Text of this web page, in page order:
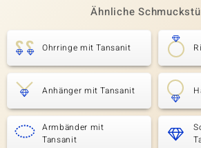
Ähnliche
Ohrringe mit Tansanit
Anhänger mit Tansanit
Armbänder mit
Tansanit